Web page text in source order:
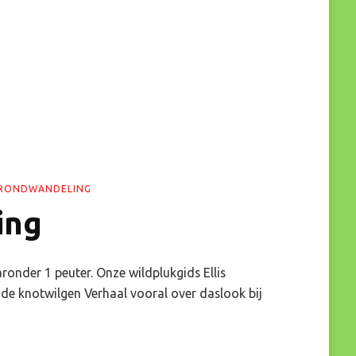
1 peuter. Onze wildplukgids Ellis
knotwilgen Verhaal vooral over daslook bij